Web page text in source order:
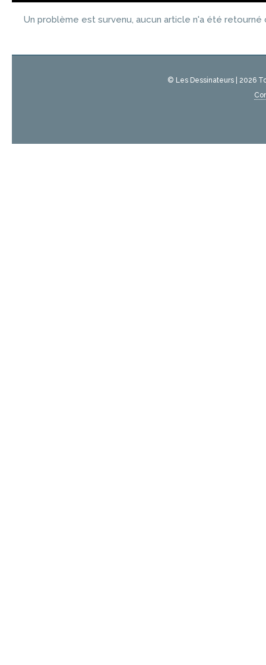
Un problème est survenu, aucun article n'a été retourné
© Les Dessinateurs | 2026